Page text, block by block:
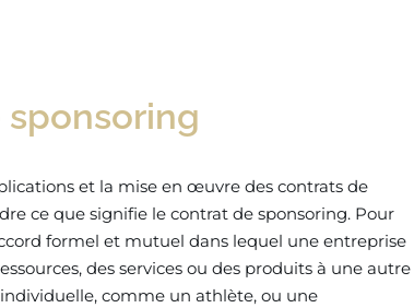
et la mise en œuvre des contrats de
ce que signifie le contrat de sponsoring. Pour
formel et mutuel dans lequel une entreprise
des services ou des produits à une autre
comme un athlète, ou une